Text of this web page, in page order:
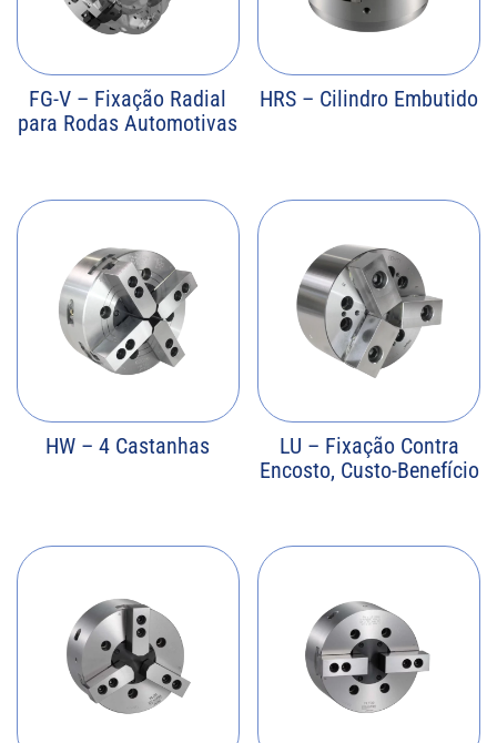
FG-V – Fixação Radial
para Rodas Automotivas
HRS – Cilindro Embutido
HW – 4 Castanhas
LU – Fixação Contra
Encosto, Custo-Benefício